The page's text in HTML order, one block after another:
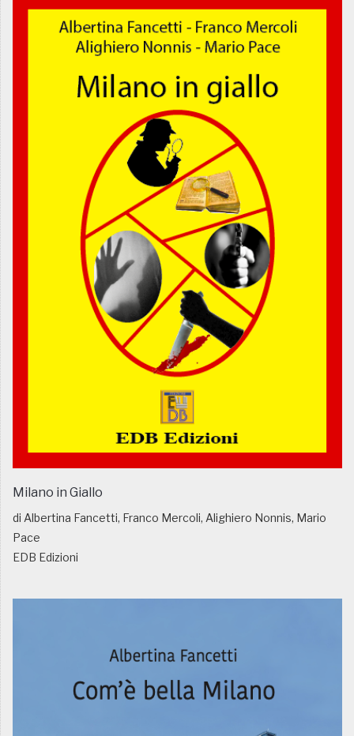
Milano in Giallo
di Albertina Fancetti, Franco Mercoli, Alighiero Nonnis, Mario
Pace
EDB Edizioni